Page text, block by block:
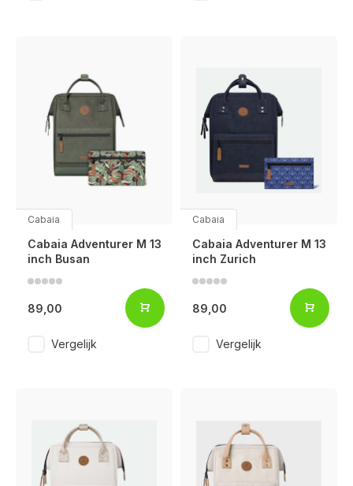
Cabaia
Cabaia Adventurer M 13
inch Busan
89,00
Vergelijk
Cabaia
Cabaia Adventurer M 13
inch Zurich
89,00
Vergelijk